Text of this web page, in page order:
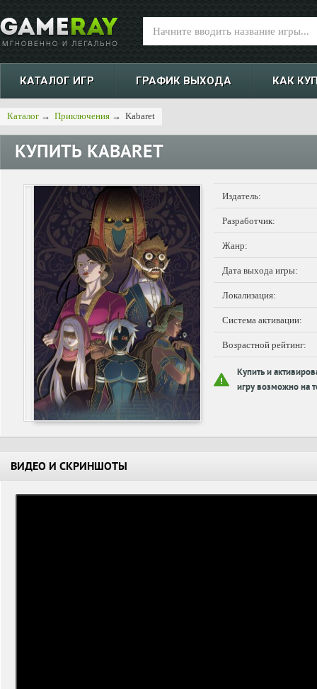
КАТАЛОГ ИГР ГРАФИК ВЫХОДА КАК
Каталог → Приключения → Kabaret
КУПИТЬ KABARET
Издатель:
Разработчик:
Жанр:
Дата выхода игры:
Локализация:
Система активации:
Возрастной рейтинг:
Купить и
игру возможно на
ВИДЕО И СКРИНШОТЫ